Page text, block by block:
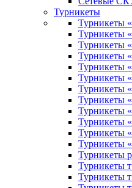
Турникеты
Турникеты
Турникеты
Турникеты
Турникеты
Турникеты
Турникеты
Турникеты
Турникеты
Турникеты
Турникеты
Турникеты
Турникеты
Турникеты
Турникеты